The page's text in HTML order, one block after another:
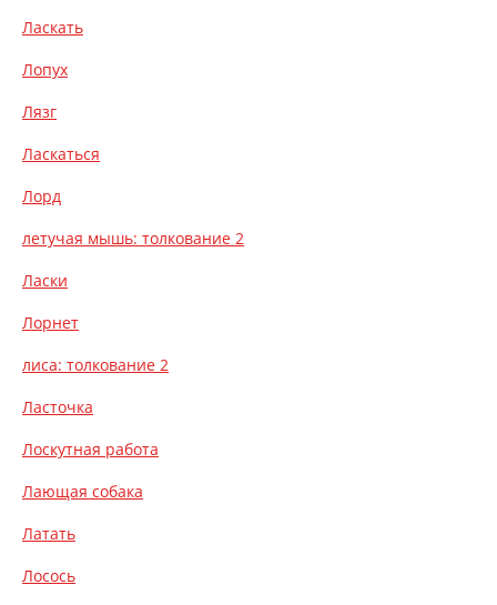
Ласкать
Лопух
Лязг
Ласкаться
Лорд
летучая мышь: толкование 2
Ласки
Лорнет
лиса: толкование 2
Ласточка
Лоскутная работа
Лающая собака
Латать
Лосось